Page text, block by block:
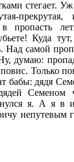
стегает.
пропасть
Куда
Над самой
думаю:
повис. Только
бабы: дядя
Семеном
я. А я в
непутевым